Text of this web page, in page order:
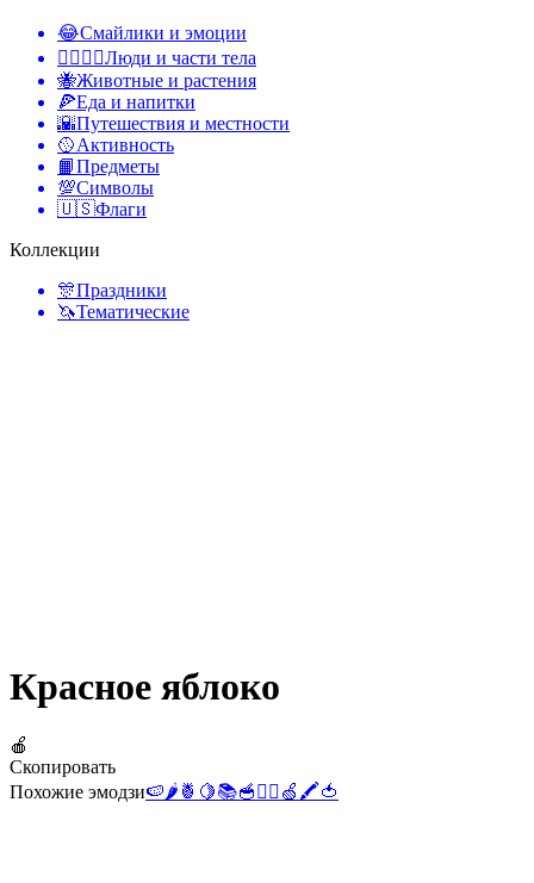
😂Смайлики и эмоции
👩‍❤️‍💋‍👨Люди и части тела
🐝Животные и растения
🍕Еда и напитки
🌇Путешествия и местности
🥎Активность
📙Предметы
💯Символы
🇺🇸Флаги
Коллекции
🎊Праздники
🦄Тематические
Красное яблоко
🍎
Скопировать
Похожие эмодзи🍉🌶️ 🍍 🍋📚🥣 👩‍⚕️ 🍏 🖍️🍅